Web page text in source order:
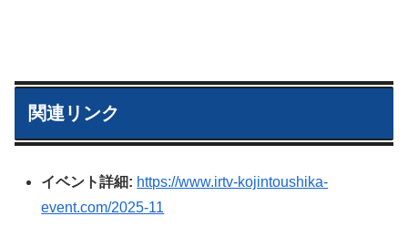
関連リンク
イベント詳細: https://www.irtv-kojintoushika-
event.com/2025-11